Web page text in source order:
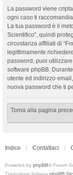
La password viene
ogni caso ti
La tua password è il
Scientifico”, quindi
circostanza affiliati di
legittimamente
password, puoi utilizzare
software phpBB.
utente ed indirizzo
nuova password che ti
Torna alla pagina
Indice Contattaci
Powered by phpBB® Forum
Traduzione Italiana phpBB-